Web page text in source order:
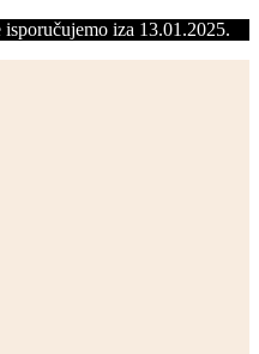
iza 13.01.2025.